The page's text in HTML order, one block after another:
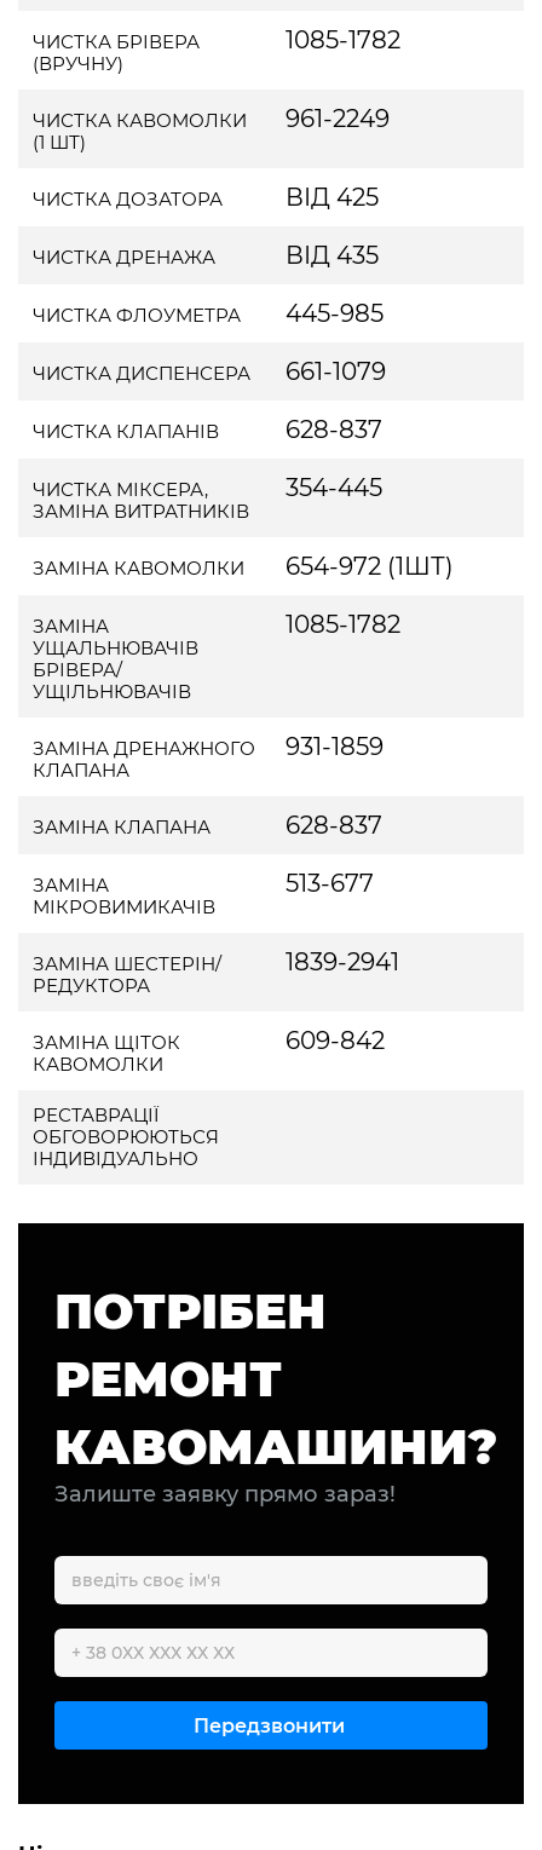
ЧИСТКА БРІВЕРА
(ВРУЧНУ)
1085-1782
ЧИСТКА КАВОМОЛКИ
(1 ШТ)
961-2249
ЧИСТКА ДОЗАТОРА ВІД 425
ЧИСТКА ДРЕНАЖА ВІД 435
ЧИСТКА ФЛОУМЕТРА 445-985
ЧИСТКА ДИСПЕНСЕРА 661-1079
ЧИСТКА КЛАПАНІВ 628-837
ЧИСТКА МІКСЕРА,
ЗАМІНА ВИТРАТНИКІВ
354-445
ЗАМІНА КАВОМОЛКИ 654-972 (1ШТ)
ЗАМІНА
УЩАЛЬНЮВАЧІВ
БРІВЕРА/
УЩІЛЬНЮВАЧІВ
1085-1782
ЗАМІНА ДРЕНАЖНОГО
КЛАПАНА
931-1859
ЗАМІНА КЛАПАНА 628-837
ЗАМІНА
МІКРОВИМИКАЧІВ
513-677
ЗАМІНА ШЕСТЕРІН/
РЕДУКТОРА
1839-2941
ЗАМІНА ЩІТОК
КАВОМОЛКИ
609-842
РЕСТАВРАЦІЇ
ОБГОВОРЮЮТЬСЯ
ІНДИВІДУАЛЬНО
ПОТРІБЕН
РЕМОНТ
КАВОМАШИНИ?
Залиште заявку прямо зараз!